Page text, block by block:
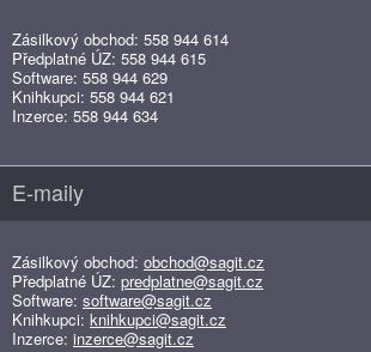
Zásilkový obchod: 558 944 614
Předplatné ÚZ: 558 944 615
Software: 558 944 629
Knihkupci: 558 944 621
Inzerce: 558 944 634
E-maily
Zásilkový obchod: obchod@sagit.cz
Předplatné ÚZ: predplatne@sagit.cz
Software: software@sagit.cz
Knihkupci: knihkupci@sagit.cz
Inzerce: inzerce@sagit.cz